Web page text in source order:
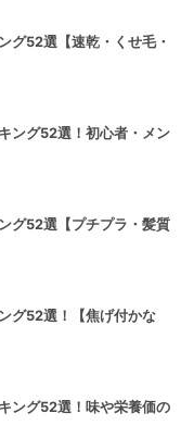
グ52選【速乾・くせ毛・
ング52選！初心者・メン
グ52選【プチプラ・髪質
グ52選！【焦げ付かな
ング52選！味や栄養価の